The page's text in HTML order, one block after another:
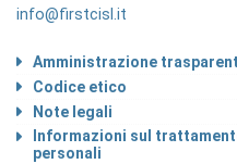
info@firstcisl.it
Amministrazione
Codice etico
Note legali
Informazioni sul
personali